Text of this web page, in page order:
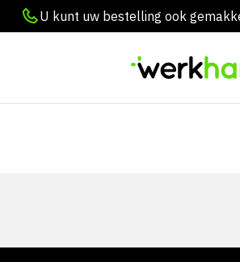
U kunt uw bestelling ook